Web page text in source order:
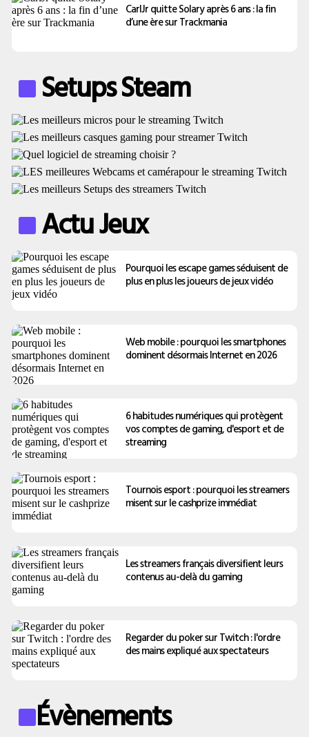
CarlJr quitte Solary après 6 ans : la fin
d’une ère sur Trackmania
Setups Steam
Actu Jeux
Pourquoi les escape games séduisent de
plus en plus les joueurs de jeux vidéo
Web mobile : pourquoi les smartphones
dominent désormais Internet en 2026
6 habitudes numériques qui protègent
vos comptes de gaming, d'esport et de
streaming
Tournois esport : pourquoi les streamers
misent sur le cashprize immédiat
Les streamers français diversifient leurs
contenus au-delà du gaming
Regarder du poker sur Twitch : l'ordre
des mains expliqué aux spectateurs
Évènements